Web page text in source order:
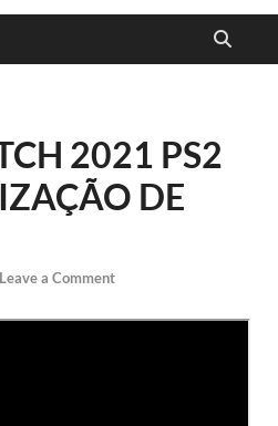
2021 PS2
DE
Leave a Comment